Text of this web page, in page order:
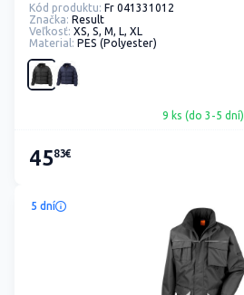
Kód produktu: Fr 041331012
Značka: Result
Veľkosť: XS, S, M, L, XL
Material: PES (Polyester)
9 ks (do 3-5 dní)
4583€
5 dní